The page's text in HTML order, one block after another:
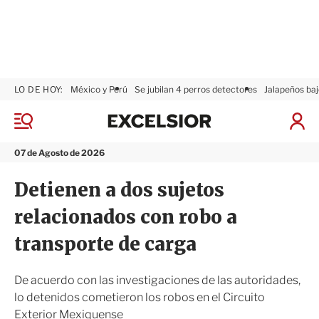
M
n
07 de Agosto de 2026
LO DE HOY: México y Perú Se jubilan 4 perros detectores Jalapeños
I
ó
n
x
i
r
Detienen a dos sujetos
relacionados con robo a
transporte de carga
De acuerdo con las investigaciones de las autoridades,
lo detenidos cometieron los robos en el Circuito
Exterior Mexiquense